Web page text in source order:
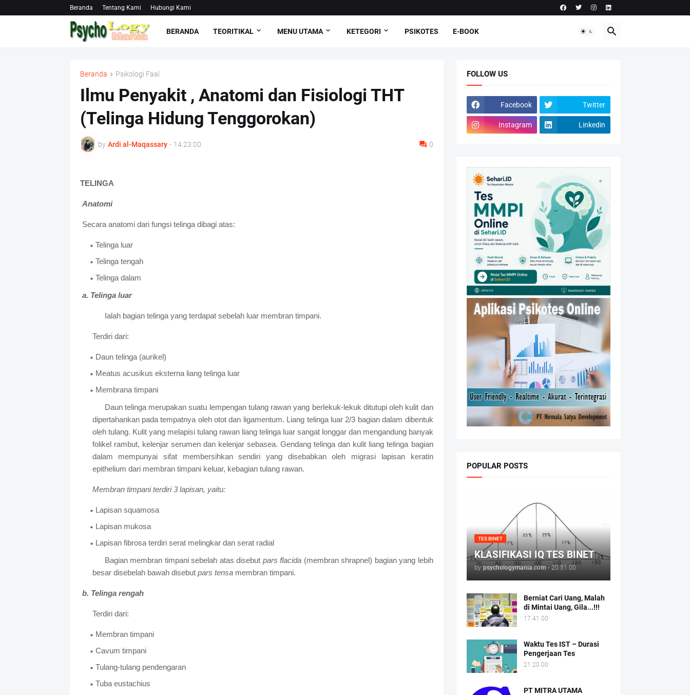
Beranda Tentang Kami Hubungi Kami
BERANDA TEORITIKAL MENU UTAMA KETEGORI PSIKOTES E-BOOK
Beranda Psikologi Faal
Ilmu Penyakit , Anatomi dan Fisiologi THT
(Telinga Hidung Tenggorokan)
by Ardi al-Maqassary - 14.23.00 0
TELINGA
Anatomi
Secara anatomi dari fungsi telinga dibagi atas:
Telinga luar
Telinga tengah
Telinga dalam
a. Telinga luar
Ialah bagian telinga yang terdapat sebelah luar membran timpani.
Terdiri dari:
Daun telinga (aurikel)
Meatus acusikus eksterna liang telinga luar
Membrana timpani
Daun telinga merupakan suatu lempengan tulang rawan yang berlekuk-lekuk ditutupi oleh kulit dan
dipertahankan pada tempatnya oleh otot dan ligamentum. Liang telinga luar 2/3 bagian dalam dibentuk
oleh tulang. Kulit yang melapisi tulang rawan liang telinga luar sangat longgar dan mengandung banyak
folikel rambut, kelenjar serumen dan kelenjar sebasea. Gendang telinga dan kulit liang telinga bagian
dalam mempunyai sifat membersihkan sendiri yang disebabkan oleh migrasi lapisan keratin
epithelium dari membran timpani keluar, kebagian tulang rawan.
Membran timpani terdiri 3 lapisan, yaitu:
Lapisan squamosa
Lapisan mukosa
Lapisan fibrosa terdiri serat melingkar dan serat radial
Bagian membran timpani sebelah atas disebut pars flacida (membran shrapnel) bagian yang lebih
besar disebelah bawah disebut pars tensamembran timpani.
b. Telinga rengah
Terdiri dari:
Membran timpani
Cavum timpani
Tulang-tulang pendengaran
Tuba eustachius
FOLLOW US
Facebook Twitter
Instagram Linkedin
POPULAR POSTS
TES BINET
KLASIFIKASI IQ TES BINET
by psychologymania.com - 20.51.00
Berniat Cari Uang, Malah
di Mintai Uang, Gila...!!!
17.41.00
Waktu Tes IST – Durasi
Pengerjaan Tes
21.20.00
PT MITRA UTAMA